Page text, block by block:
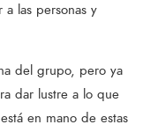
las personas y
del grupo, pero ya
dar lustre a lo que
en mano de estas